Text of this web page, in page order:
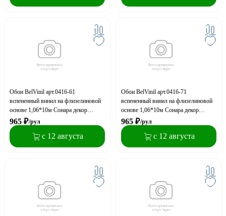
Обои BelVinil арт.0416-61
вспененный винил на флизелиновой
основе 1,06*10м Сонара декор
(эксклюзив)
965 ₽/рул
с 12 августа
Обои BelVinil арт.0416-71
вспененный винил на флизелиновой
основе 1,06*10м Сонара декор
(эксклюзив)
965 ₽/рул
с 12 августа